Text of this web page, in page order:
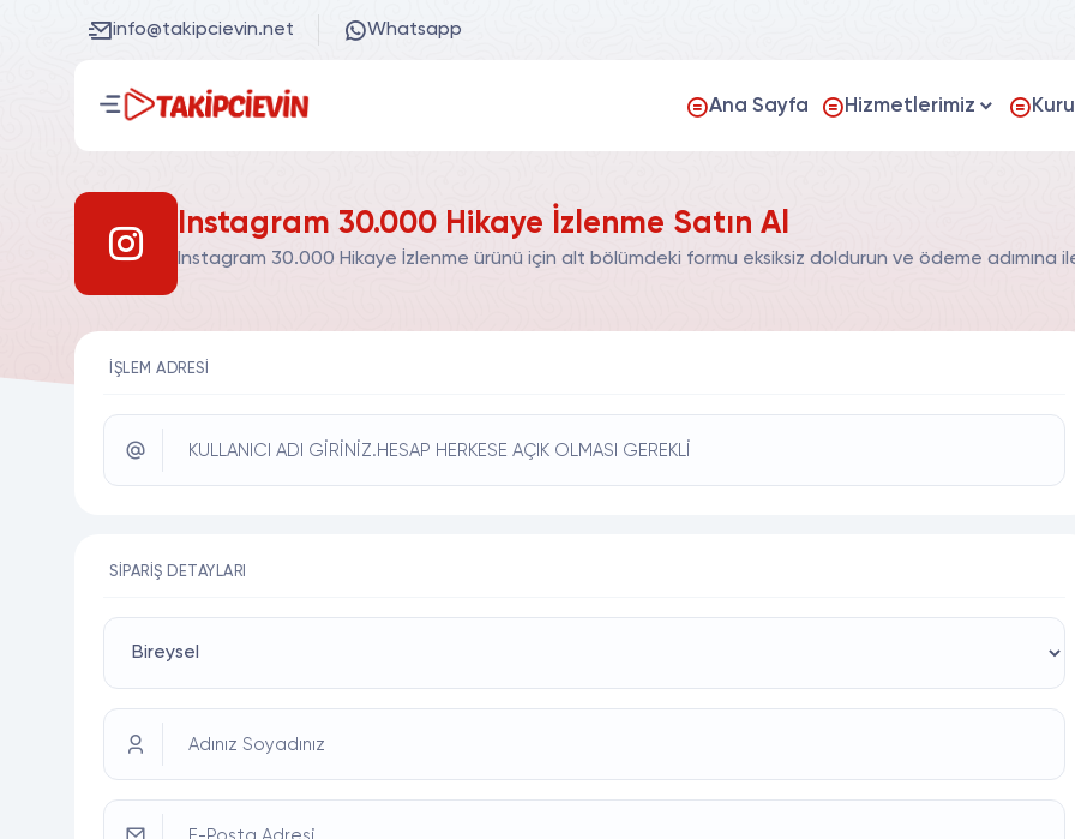
info@takipcievin.net Whatsapp
Ana Sayfa Hizmetlerimiz
Instagram 30.000 Hikaye İzlenme Satın Al
Instagram 30.000 Hikaye İzlenme ürünü için alt bölümdeki formu eksiksiz doldurun ve ödeme adımına
İŞLEM ADRESI
KULLANICI ADI GİRİNİZ.HESAP HERKESE AÇIK OLMASI GEREKLİ
SIPARIŞ DETAYLARI
Adınız Soyadınız